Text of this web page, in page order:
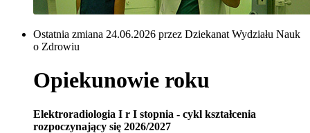
Ostatnia zmiana 24.06.2026 przez Dziekanat Wydziału Nauk
o Zdrowiu
Opiekunowie roku
Elektroradiologia I r I stopnia - cykl kształcenia
rozpoczynający się 2026/2027